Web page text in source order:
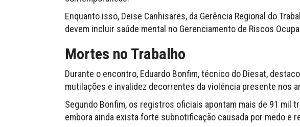
Enquanto isso, Deise Canhisares, da Gerência Regional do
devem incluir saúde mental no Gerenciamento de Riscos
Mortes no Trabalho
Durante o encontro, Eduardo Bonfim, técnico do Diesat,
mutilações e invalidez decorrentes da violência presente nos
Segundo Bonfim, os registros oficiais apontam mais de 91 mil
embora ainda exista forte subnotificação causada por medo e